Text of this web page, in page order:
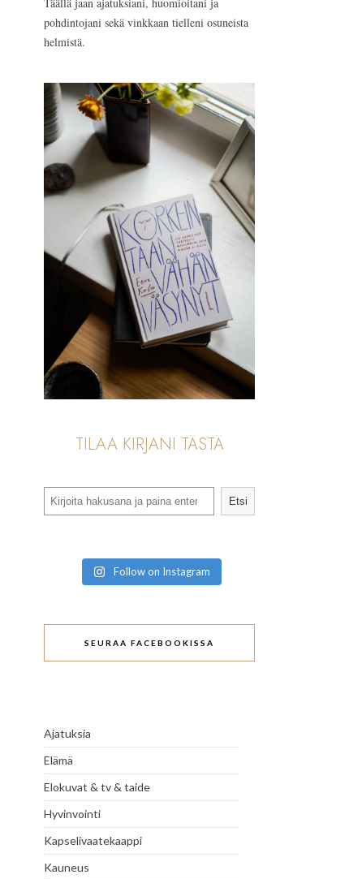
pohdintojani sekä vinkkaan tielleni osuneista
helmistä.
TILAA KIRJANI TÄSTÄ
Etsi
Follow on Instagram
SEURAA FACEBOOKISSA
Ajatuksia
Elämä
Elokuvat & tv & taide
Hyvinvointi
Kapselivaatekaappi
Kauneus